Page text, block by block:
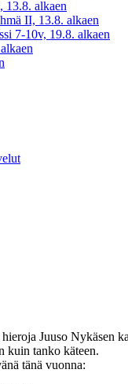
13.8. alkaen
II, 13.8. alkaen
7-10v, 19.8. alkaen
Juuso Nykäsen
kuin tanko käteen.
tänä vuonna: